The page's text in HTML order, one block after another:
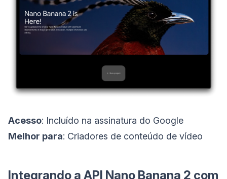
Acesso: Incluído na assinatura do Google
Melhor para: Criadores de conteúdo de vídeo
Integrando a API Nano Banana 2 com